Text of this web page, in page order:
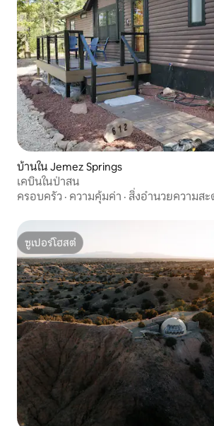
บ้านใน Jemez Springs
เคบินในป่าสน
ครอบครัว · ความคุ้มค่า · สิ่งอำนวยความสะ
ซูเปอร์โฮสต์
ซูเปอร์โฮสต์